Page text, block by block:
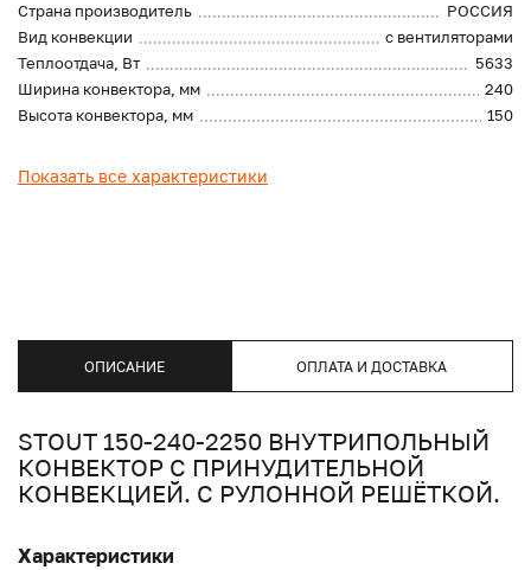
Страна производитель
РОССИЯ
Вид конвекции
с вентиляторами
Теплоотдача, Вт
5633
Ширина конвектора, мм
240
Высота конвектора, мм
150
Показать все характеристики
ОПИСАНИЕ ОПЛАТА И ДОСТАВКА
STOUT 150-240-2250 ВНУТРИПОЛЬНЫЙ
КОНВЕКТОР С ПРИНУДИТЕЛЬНОЙ
КОНВЕКЦИЕЙ. С РУЛОННОЙ РЕШЁТКОЙ.
Характеристики